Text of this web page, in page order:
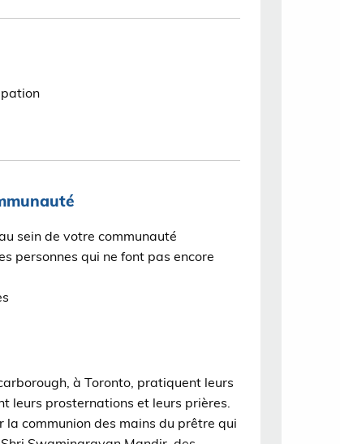
sein de votre communauté
personnes qui ne font pas encore
à Toronto, pratiquent leurs
leurs prosternations et leurs prières.
communion des mains du prêtre qui